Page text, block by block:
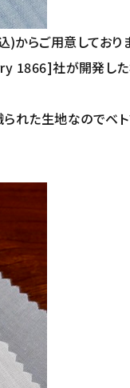
らご用意しており
1866]社が開発した
れた生地なのでベ